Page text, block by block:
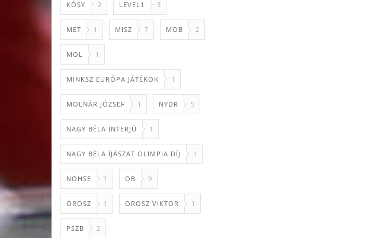
KÓSY 2 LEVEL1 3
MET 1 MISZ 7 MOB 2
MOL 1
MINKSZ EURÓPA JÁTÉKOK 1
MOLNÁR JÓZSEF 1 NYDR 5
NAGY BÉLA INTERJÚ 1
NAGY BÉLA ÍJÁSZAT OLIMPIA DÍJ 1
NOHSE 1 OB 9
OROSZ 1 OROSZ VIKTOR 1
PSZB 2